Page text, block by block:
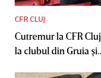
CFR CLUJ
Cutremur la CFR
la clubul din Gruia